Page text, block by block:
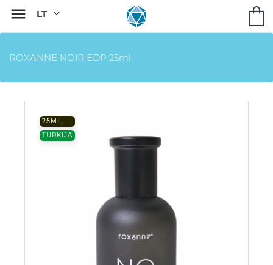

ROXANNE NOIR EDP 25ml.
25ML.
TURKIJA